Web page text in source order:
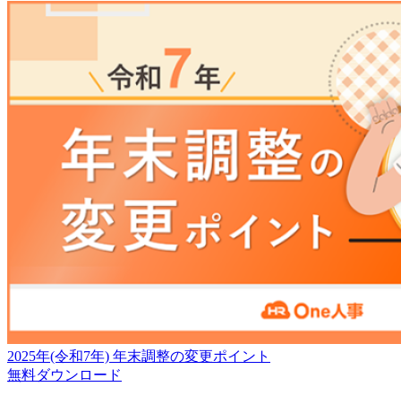
2025年(令和7年) 年末調整の変更ポイント
無料ダウンロード